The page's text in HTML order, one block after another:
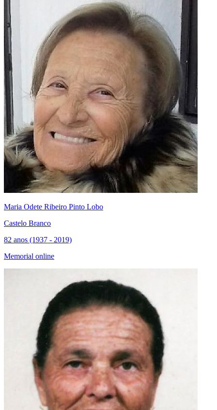
Maria Odete Ribeiro Pinto Lobo
Castelo Branco
82 anos (1937 - 2019)
Memorial online